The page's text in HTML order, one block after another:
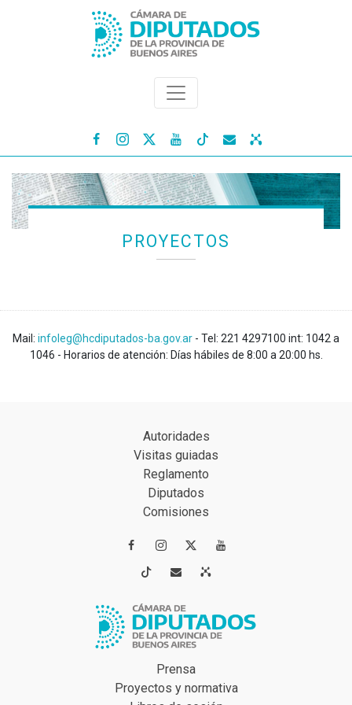
   
PROYECTOS
Mail: infoleg@hcdiputados-ba.gov.ar - Tel: 221 4297100 int: 1042 a
1046 - Horarios de atención: Días hábiles de 8:00 a 20:00 hs.
Autoridades
Visitas guiadas
Reglamento
Diputados
Comisiones
 
 
Prensa
Proyectos y normativa